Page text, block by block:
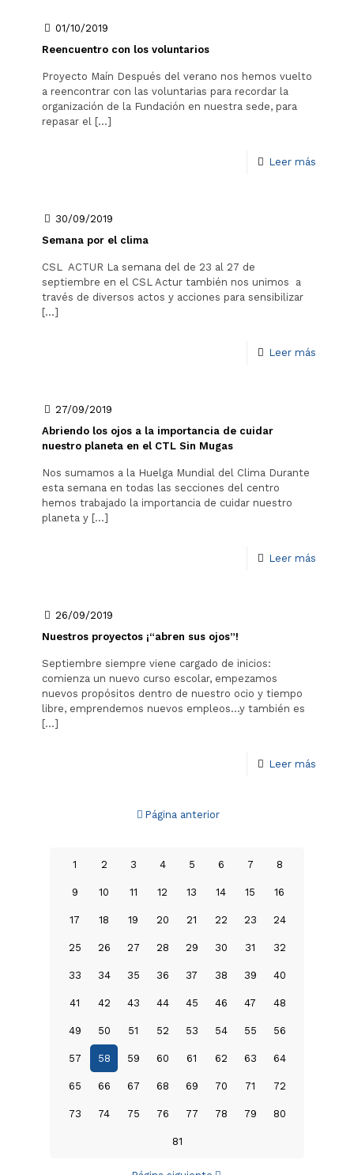
01/10/2019
Reencuentro con los voluntarios
Proyecto Maín Después del verano nos hemos vuelto
a reencontrar con las voluntarias para recordar la
organización de la Fundación en nuestra sede, para
repasar el […]
Leer más
30/09/2019
Semana por el clima
CSL ACTUR La semana del de 23 al 27 de
septiembre en el CSL Actur también nos unimos a
través de diversos actos y acciones para sensibilizar
[…]
Leer más
27/09/2019
Abriendo los ojos a la importancia de cuidar
nuestro planeta en el CTL Sin Mugas
Nos sumamos a la Huelga Mundial del Clima Durante
esta semana en todas las secciones del centro
hemos trabajado la importancia de cuidar nuestro
planeta y […]
Leer más
26/09/2019
Nuestros proyectos ¡“abren sus ojos”!
Septiembre siempre viene cargado de inicios:
comienza un nuevo curso escolar, empezamos
nuevos propósitos dentro de nuestro ocio y tiempo
libre, emprendemos nuevos empleos…y también es
[…]
Leer más
Página anterior
1 2 3 4 5 6 7 8
9 10 11 12 13 14 15 16
17 18 19 20 21 22 23 24
25 26 27 28 29 30 31 32
33 34 35 36 37 38 39 40
41 42 43 44 45 46 47 48
49 50 51 52 53 54 55 56
57 58 59 60 61 62 63 64
65 66 67 68 69 70 71 72
73 74 75 76 77 78 79 80
81